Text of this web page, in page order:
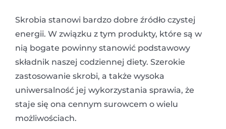
Skrobia stanowi bardzo dobre źródło czystej
energii. W związku z tym produkty, które są w
nią bogate powinny stanowić podstawowy
składnik naszej codziennej diety. Szerokie
zastosowanie skrobi, a także wysoka
uniwersalność jej wykorzystania sprawia, że
staje się ona cennym surowcem o wielu
możliwościach.